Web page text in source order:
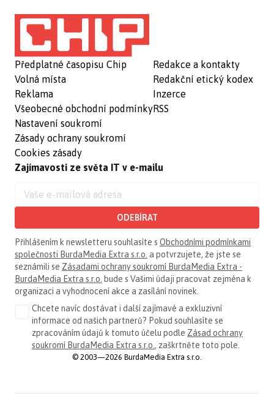
Předplatné časopisu Chip
Volná místa
Reklama
Všeobecné obchodní podmínky
Nastavení soukromí
Zásady ochrany soukromí
Cookies zásady
Redakce a kontakty
Redakční etický kodex
Inzerce
RSS
Zajímavosti ze světa IT v e-mailu
ODEBÍRAT
Přihlášením k newsletteru souhlasíte s Obchodními podmínkami
společnosti BurdaMedia Extra s.r.o. a potvrzujete, že jste se
seznámili se Zásadami ochrany soukromí BurdaMedia Extra -
BurdaMedia Extra s.r.o. bude s Vašimi údaji pracovat zejména k
organizaci a vyhodnocení akce a zasílání novinek.
Chcete navíc dostávat i další zajímavé a exkluzivní
informace od našich partnerů? Pokud souhlasíte se
zpracováním údajů k tomuto účelu podle Zásad ochrany
soukromí BurdaMedia Extra s.r.o. , zaškrtněte toto pole.
© 2003—2026 BurdaMedia Extra s.r.o.